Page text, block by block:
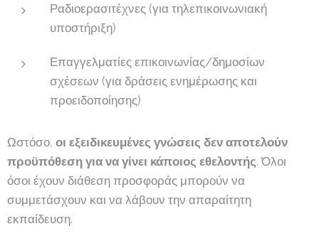
Ραδιοερασιτέχνες (για τηλεπικοινωνιακή
υποστήριξη)
Επαγγελματίες επικοινωνίας/δημοσίων
σχέσεων (για δράσεις ενημέρωσης και
προειδοποίησης)
Ωστόσο, οι εξειδικευμένες γνώσεις δεν αποτελούν
προϋπόθεση για να γίνει κάποιος εθελοντής. Όλοι
όσοι έχουν διάθεση προσφοράς μπορούν να
συμμετάσχουν και να λάβουν την απαραίτητη
εκπαίδευση.